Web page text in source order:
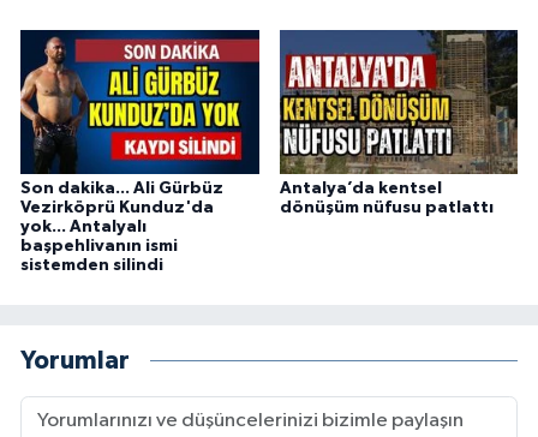
Son dakika... Ali Gürbüz
Vezirköprü Kunduz'da
yok... Antalyalı
başpehlivanın ismi
sistemden silindi
Antalya’da kentsel
dönüşüm nüfusu patlattı
Yorumlar